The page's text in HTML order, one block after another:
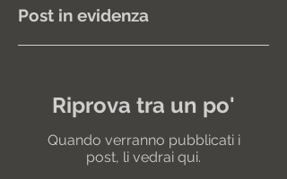
Post in evidenza
Riprova tra un po'
Quando verranno pubblicati i
post, li vedrai qui.